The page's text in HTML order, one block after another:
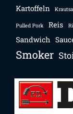
Kartoffeln
Pulled Pork Reis
Sandwich
Smoker